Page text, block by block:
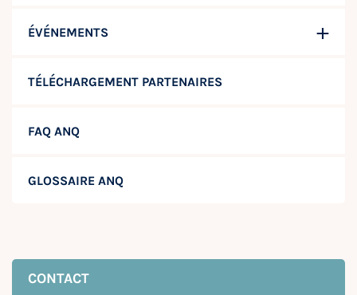
ÉVÉNEMENTS
TÉLÉCHARGEMENT PARTENAIRES
FAQ ANQ
GLOSSAIRE ANQ
CONTACT